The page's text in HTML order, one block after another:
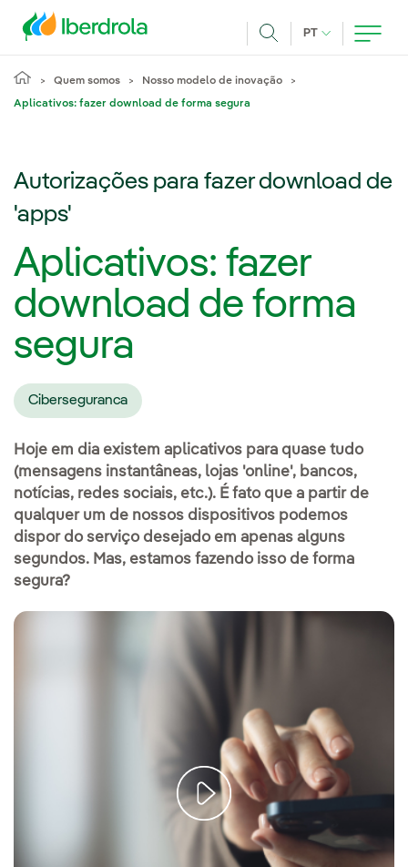
PT IDIOMA ATUAL,
Quem somos Nosso modelo de inovação
Aplicativos: fazer download de forma segura
Autorizações para fazer download de
'apps'
Aplicativos: fazer
download de forma
segura
Ciberseguranca
Hoje em dia existem aplicativos para quase tudo
(mensagens instantâneas, lojas 'online', bancos,
notícias, redes sociais, etc.). É fato que a partir de
qualquer um de nossos dispositivos podemos
dispor do serviço desejado em apenas alguns
segundos. Mas, estamos fazendo isso de forma
segura?